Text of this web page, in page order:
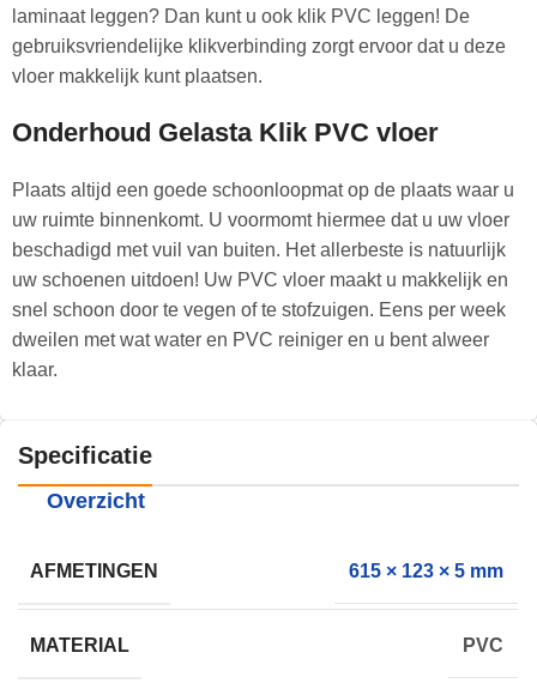
laminaat leggen? Dan kunt u ook klik PVC leggen! De
gebruiksvriendelijke klikverbinding zorgt ervoor dat u deze
vloer makkelijk kunt plaatsen.
Onderhoud Gelasta Klik PVC vloer
Plaats altijd een goede schoonloopmat op de plaats waar u
uw ruimte binnenkomt. U voormomt hiermee dat u uw vloer
beschadigd met vuil van buiten. Het allerbeste is natuurlijk
uw schoenen uitdoen! Uw PVC vloer maakt u makkelijk en
snel schoon door te vegen of te stofzuigen. Eens per week
dweilen met wat water en PVC reiniger en u bent alweer
klaar.
Specificatie
Overzicht
AFMETINGEN 615 × 123 × 5 mm
MATERIAL PVC